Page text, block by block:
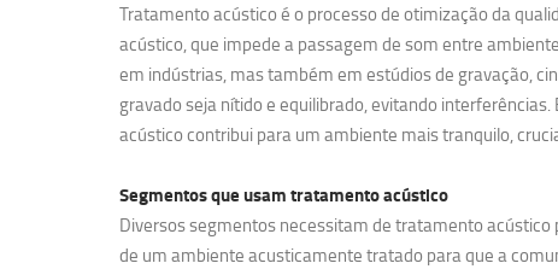
Tratamento acústico é o processo de otimização da
acústico, que impede a passagem de som entre
em indústrias, mas também em estúdios de gravação,
gravado seja nítido e equilibrado, evitando
acústico contribui para um ambiente mais tranquilo,
Segmentos que usamtratamento acústico
Diversos segmentos necessitam de tratamento
de um ambiente acusticamente tratado para que a